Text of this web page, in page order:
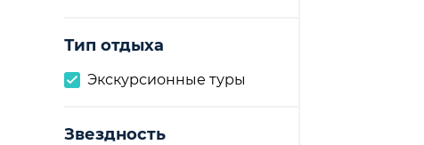
Тип отдыха
Экскурсионные туры
Звездность